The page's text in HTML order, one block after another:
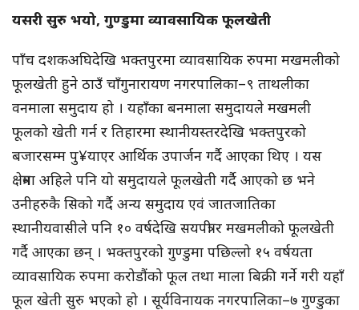
यसरी सुरु भयो, गुण्डुमा व्यावसायिक फूलखेती
पाँच दशकअघिदेखि भक्तपुरमा व्यावसायिक रुपमा मखमलीको
फूलखेती हुने ठाउँ चाँगुनारायण नगरपालिका–९ ताथलीका
वनमाला समुदाय हो । यहाँका बनमाला समुदायले मखमली
फूलको खेती गर्न र तिहारमा स्थानीयस्तरदेखि भक्तपुरको
बजारसम्म पु¥याएर आर्थिक उपार्जन गर्दै आएका थिए । यस
क्षेत्रमा अहिले पनि यो समुदायले फूलखेती गर्दै आएको छ भने
उनीहरुकै सिको गर्दै अन्य समुदाय एवं जातजातिका
स्थानीयवासीले पनि १० वर्षदेखि सयपत्री र मखमलीको फूलखेती
गर्दै आएका छन् । भक्तपुरको गुण्डुमा पछिल्लो १५ वर्षयता
व्यावसायिक रुपमा करोडौंको फूल तथा माला बिक्री गर्ने गरी यहाँ
फूल खेती सुरु भएको हो । सूर्यविनायक नगरपालिका–७ गुण्डुका